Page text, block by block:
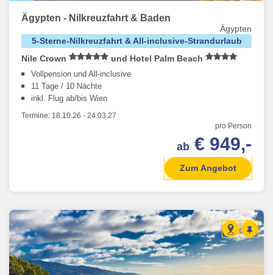
Ägypten - Nilkreuzfahrt & Baden
Ägypten
5-Sterne-Nilkreuzfahrt & All-inclusive-Strandurlaub
Nile Crown
und Hotel Palm Beach
Vollpension und All-inclusive
11 Tage / 10 Nächte
inkl. Flug ab/bis Wien
Termine: 18.10.26 - 24.03.27
pro Person
ab € 949,-
Zum Angebot